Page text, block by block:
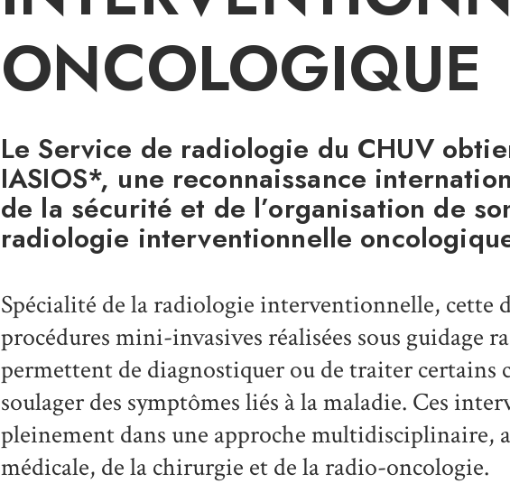
ONCOLOGIQUE
Le Service de radiologie du CHUV
IASIOS*, une reconnaissance
de la sécurité et de l’organisation de
radiologie interventionnelle
Spécialité de la radiologie interventionnelle, cette
procédures mini-invasives réalisées sous guidage
permettent de diagnostiquer ou de traiter certains
soulager des symptômes liés à la maladie. Ces
pleinement dans une approche multidisciplinaire,
médicale, de la chirurgie et de la radio-oncologie.